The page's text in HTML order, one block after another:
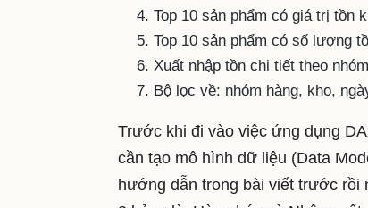
Top 10 sản phẩm có giá trị tồn
Top 10 sản phẩm có số lượng
Xuất nhập tồn chi tiết theo
Bộ lọc về: nhóm hàng, kho,
Trước khi đi vào việc ứng dụng
cần tạo mô hình dữ liệu (Data
hướng dẫn trong bài viết trước rồi